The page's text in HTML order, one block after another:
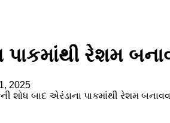
પાકમાંથી રેશમ
2025
શોધ બાદ એરંડાના પાકમાંથી